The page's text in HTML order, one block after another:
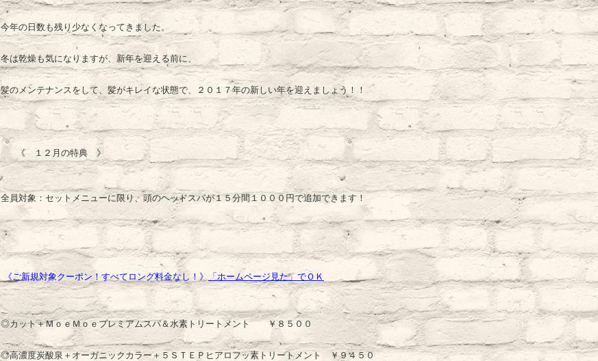
今年の日数も残り少なくなってきました。
冬は乾燥も気になりますが、新年を迎える前に、
髪のメンテナンスをして、髪がキレイな状態で、２０１７年の新しい年を迎えましょう！！
《 １２月の特典 》
全員対象：セットメニューに限り、頭のヘッドスパが１５分間１０００円で追加できます！
《ご新規対象クーポン！すべてロング料金なし！》 「ホームページ見た」でＯＫ
◎カット＋ＭｏｅＭｏｅプレミアムスパ＆水素トリートメント ￥８５００
◎高濃度炭酸泉＋オーガニックカラー＋５ＳＴＥＰヒアロフッ素トリートメント ￥９４５０